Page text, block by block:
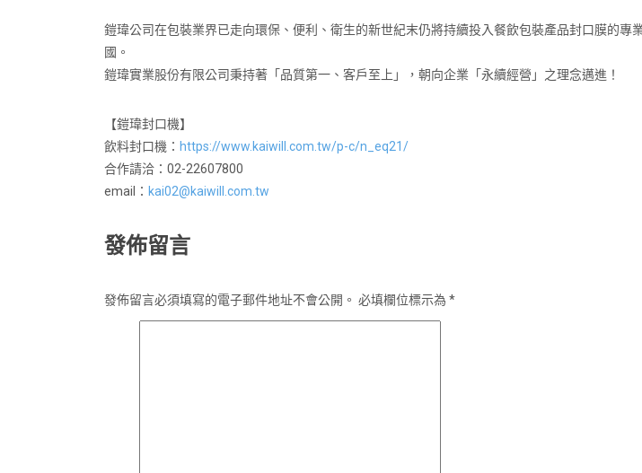
鎧瑋公司在包裝業界已走向環保、便利、衛生的新世紀末仍將持續投入餐飲包裝產品封口膜的
國。
鎧瑋實業股份有限公司秉持著「品質第一、客戶至上」，朝向企業「永續經營」之理念邁進！
【鎧瑋封口機】
飲料封口機： https://www.kaiwill.com.tw/p-c/n_eq21/
合作請洽：02-22607800
email： kai02@kaiwill.com.tw
發佈留言
發佈留言必須填寫的電子郵件地址不會公開。 必填欄位標示為 *